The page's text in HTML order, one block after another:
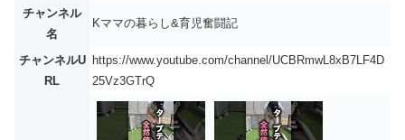
チャンネル
名
Kママの暮らし&育児奮闘記
チャンネルU
RL
https://www.youtube.com/channel/UCBRmwL8xB7LF4D
25Vz3GTrQ